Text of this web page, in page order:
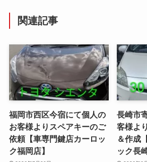
関連記事
福岡市西区今宿にて個人の
お客様よりスペアキーのご
依頼【車専門鍵店カーロッ
ク福岡店】
長崎市
客様よ
＆作成
ック長